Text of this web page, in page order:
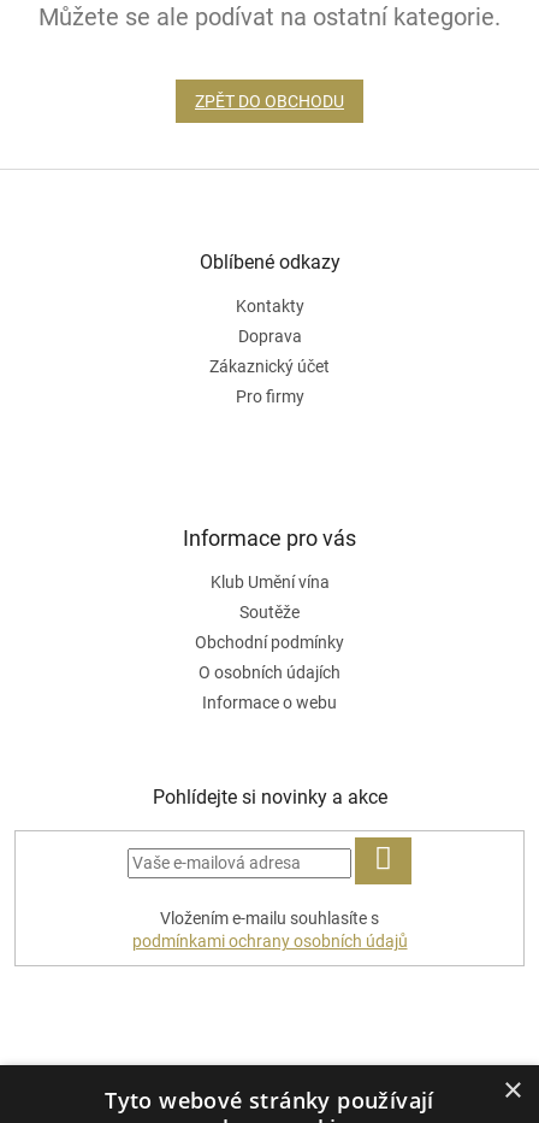
Můžete se ale podívat na ostatní kategorie.
ZPĚT DO OBCHODU
Oblíbené odkazy
Kontakty
Doprava
Zákaznický účet
Pro firmy
Informace pro vás
Klub Umění vína
Soutěže
Obchodní podmínky
O osobních údajích
Informace o webu
Pohlídejte si novinky a akce
PŘIHLÁSIT
Vložením e-mailu souhlasíte s
podmínkami ochrany osobních údajů
×
Tyto webové stránky používají